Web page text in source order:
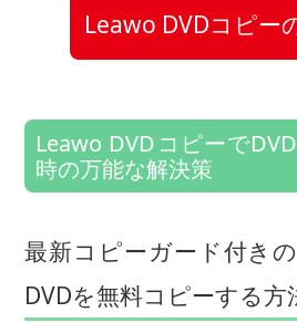
Leawo DVDコピー
Leawo DVDコピーで
時の万能な解決策
最新コピーガード付き
DVDを無料コピーする方